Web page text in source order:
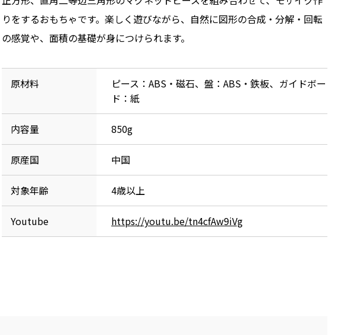
りをするおもちゃです。楽しく遊びながら、自然に図形の合成・分解・回転
の感覚や、面積の基礎が身につけられます。
原材料
ピース：ABS・磁石、盤：ABS・鉄板、ガイドボー
ド：紙
内容量 850g
原産国 中国
対象年齢 4歳以上
Youtube https://youtu.be/tn4cfAw9iVg